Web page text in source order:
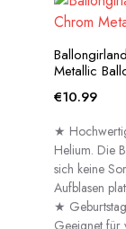
Metallic
€10.99
★
Helium. Die
sich keine
Aufblasen
★